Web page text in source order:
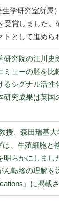
学研究室所属
賞しました
として進めら
究院の江川
ューの胚を
シグナル活
究成果は英
、森田瑞基
、生殖細胞
らかにしま
転移の理解
』に掲載さ